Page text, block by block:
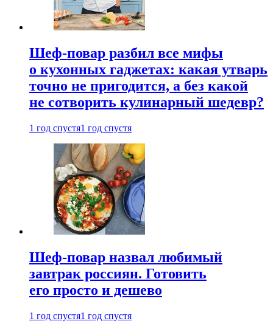
Шеф-повар разбил все мифы
о кухонных гаджетах: какая утварь
точно не пригодится, а без какой
не сотворить кулинарный шедевр?
1 год спустя1 год спустя
Шеф-повар назвал любимый
завтрак россиян. Готовить
его просто и дешево
1 год спустя1 год спустя